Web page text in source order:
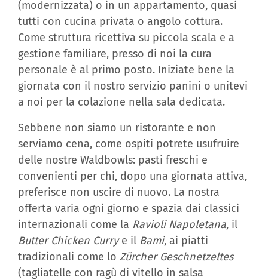
(modernizzata) o in un appartamento, quasi
tutti con cucina privata o angolo cottura.
Come struttura ricettiva su piccola scala e a
gestione familiare, presso di noi la cura
personale è al primo posto. Iniziate bene la
giornata con il nostro servizio panini o unitevi
a noi per la colazione nella sala dedicata.
Sebbene non siamo un ristorante e non
serviamo cena, come ospiti potrete usufruire
delle nostre Waldbowls: pasti freschi e
convenienti per chi, dopo una giornata attiva,
preferisce non uscire di nuovo. La nostra
offerta varia ogni giorno e spazia dai classici
internazionali come la Ravioli Napoletana, il
Butter Chicken Currye il Bami, ai piatti
tradizionali come lo Zürcher Geschnetzeltes
(tagliatelle con ragù di vitello in salsa